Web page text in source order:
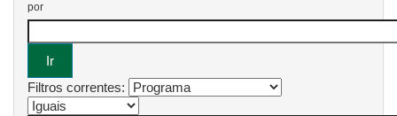
por
Filtros correntes: